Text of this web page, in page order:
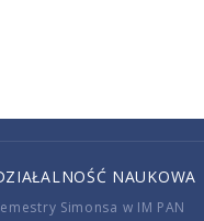
NAUKOWA
Simonsa w IM PAN